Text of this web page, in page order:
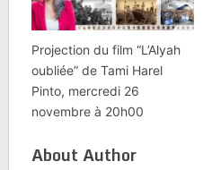
Projection du film “L’Alyah
oubliée” de Tami Harel
Pinto, mercredi 26
novembre à 20h00
About Author